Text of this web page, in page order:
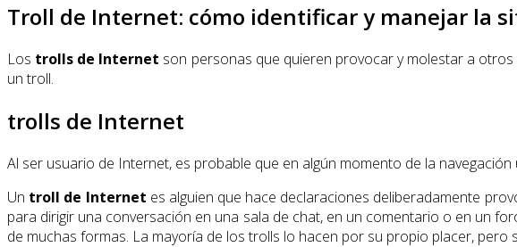
Troll de Internet: cómo identificar y manejar la
Los trolls de Internet son personas que quieren provocar y molestar a
un troll.
trolls de Internet
Al ser usuario de Internet, es probable que en algún momento de la
Un troll de Internet es alguien que hace declaraciones deliberadamente
para dirigir una conversación en una sala de chat, en un comentario o en un
de muchas formas. La mayoría de los trolls lo hacen por su propio placer,